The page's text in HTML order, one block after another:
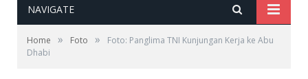
NAVIGATE
Home » Foto »
Foto: Panglima TNI Kunjungan Kerja ke Abu
Dhabi